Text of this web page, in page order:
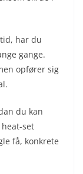
har du
gange.
opfører sig
du kan
set
få, konkrete